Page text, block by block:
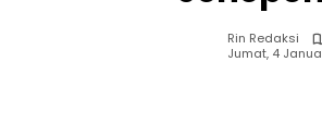
Rin Redaksi
Jumat, 4